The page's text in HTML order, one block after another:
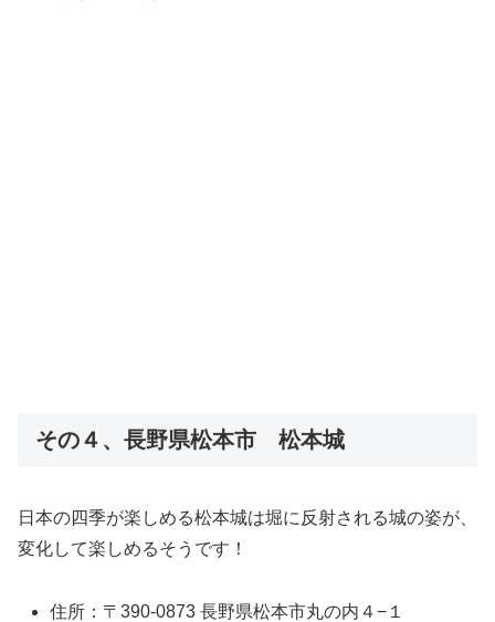
その４、長野県松本市 松本城
日本の四季が楽しめる松本城は堀に反射される城の姿が、
変化して楽しめるそうです！
住所：〒390-0873 長野県松本市丸の内４−１